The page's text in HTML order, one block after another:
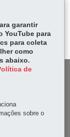
garantir
YouTube para
para coleta
como
abaixo.
de
sobre o